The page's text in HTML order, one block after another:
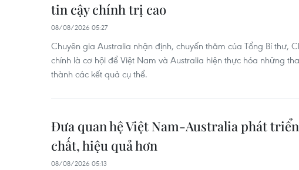
tin cậy chính trị cao
08/08/2026 05:27
Chuyên gia Australia nhận định, chuyến thăm của Tổng Bí thư,
chính là cơ hội để Việt Nam và Australia hiện thực hóa những
thành các kết quả cụ thể.
Đưa quan hệ Việt Nam-Australia phát
chất, hiệu quả hơn
08/08/2026 05:13